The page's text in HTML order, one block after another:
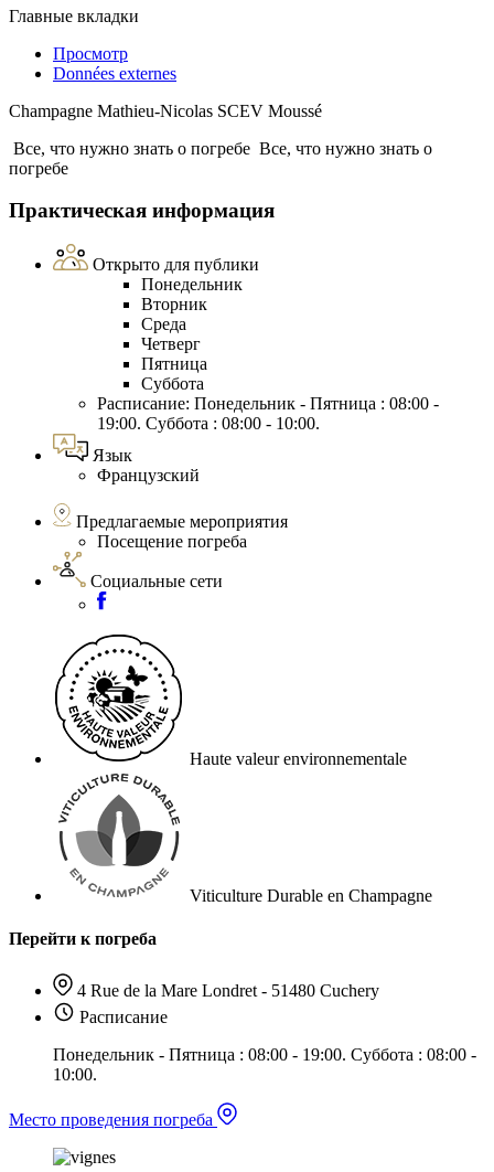
Главные вкладки
Просмотр
Données externes
Champagne Mathieu-Nicolas SCEV Moussé
Все, что нужно знать о погребе Все, что нужно знать о
погребе
Практическая информация
Открыто для публики
Понедельник
Вторник
Среда
Четверг
Пятница
Суббота
Расписание: Понедельник - Пятница : 08:00 -
19:00. Суббота : 08:00 - 10:00.
Язык
Французский
Предлагаемые мероприятия
Посещение погреба
Социальные сети
Haute valeur environnementale
Viticulture Durable en Champagne
Перейти к погреба
4 Rue de la Mare Londret - 51480 Cuchery
Расписание
Понедельник - Пятница : 08:00 - 19:00. Суббота : 08:00 -
10:00.
Место проведения погреба